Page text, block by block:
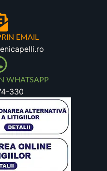
EMAIL
WHATSAPP
330